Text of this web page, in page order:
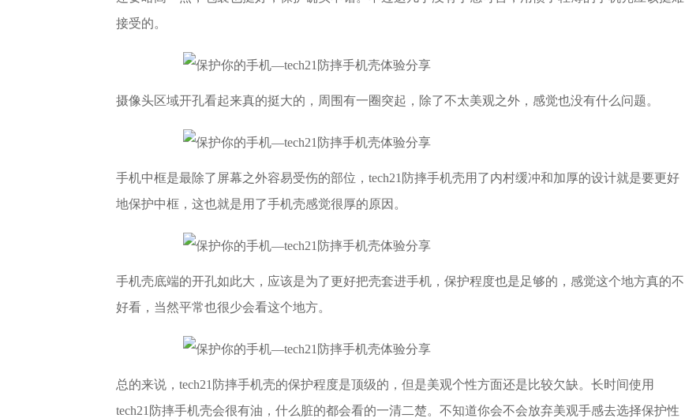
接受的。
摄像头区域开孔看起来真的挺大的，周围有一圈突起，除了不太美观之外，感觉也没有什么问题。
手机中框是最除了屏幕之外容易受伤的部位，tech21防摔手机壳用了内村缓冲和加厚的设计就是要更好
地保护中框，这也就是用了手机壳感觉很厚的原因。
手机壳底端的开孔如此大，应该是为了更好把壳套进手机，保护程度也是足够的，感觉这个地方真的不
好看，当然平常也很少会看这个地方。
总的来说，tech21防摔手机壳的保护程度是顶级的，但是美观个性方面还是比较欠缺。长时间使用
tech21防摔手机壳会很有油，什么脏的都会看的一清二楚。不知道你会不会放弃美观手感去选择保护性